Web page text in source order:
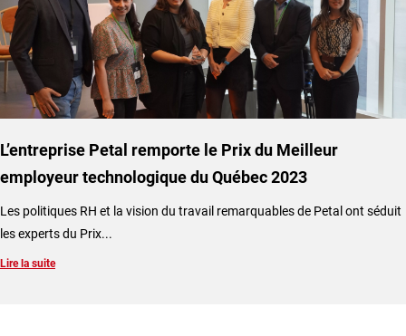
L’entreprise Petal remporte le Prix du Meilleur
employeur technologique du Québec 2023
Les politiques RH et la vision du travail remarquables de Petal ont séduit
les experts du Prix...
Lire la suite